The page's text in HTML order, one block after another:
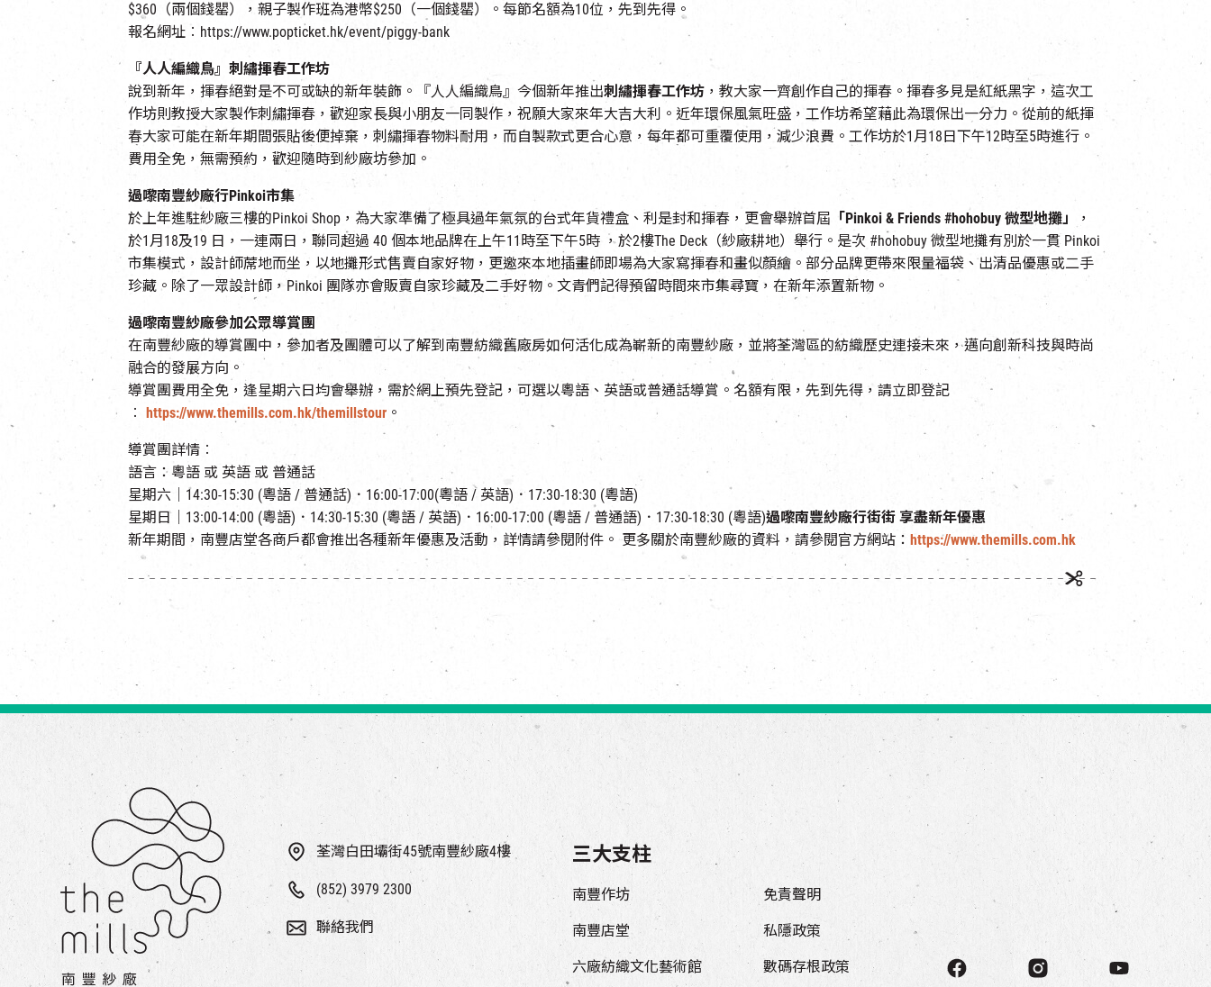
$360（兩個錢罌），親子製作班為港幣$250（一個錢罌）。每節名額為10位，先到先得。
報名網址︰https://www.popticket.hk/event/piggy-bank
『人人編織鳥』刺繡揮春工作坊
說到新年，揮春絕對是不可或缺的新年裝飾。『人人編織鳥』今個新年推出刺繡揮春工作坊 ，教大家一齊創作自己的揮春。揮春多見是紅紙黑字，這次工
作坊則教授大家製作刺繡揮春，歡迎家長與小朋友一同製作，祝願大家來年大吉大利。近年環保風氣旺盛，工作坊希望藉此為環保出一分力。從前的紙揮
春大家可能在新年期間張貼後便掉棄，刺繡揮春物料耐用，而自製款式更合心意，每年都可重覆使用，減少浪費。工作坊於1月18日下午12時至5時進行。
費用全免，無需預約，歡迎隨時到紗廠坊參加。
過嚟南豐紗廠行Pinkoi市集
於上年進駐紗廠三樓的Pinkoi Shop，為大家準備了極具過年氣氛的台式年貨禮盒、利是封和揮春，更會舉辦首屆 「Pinkoi & Friends #hohobuy 微型地攤」
，
於1月18及19 日，一連兩日，聯同超過 40 個本地品牌在上午11時至下午5時 ，於2樓The Deck（紗廠耕地）舉行。是次 #hohobuy 微型地攤有別於一貫 Pinkoi
市集模式，設計師蓆地而坐，以地攤形式售賣自家好物，更邀來本地插畫師即場為大家寫揮春和畫似顏繪。部分品牌更帶來限量福袋、出清品優惠或二手
珍藏。除了一眾設計師，Pinkoi 團隊亦會販賣自家珍藏及二手好物。文青們記得預留時間來市集尋寶，在新年添置新物。
過嚟南豐紗廠參加公眾導賞團
在南豐紗廠的導賞團中，參加者及團體可以了解到南豐紡織舊廠房如何活化成為嶄新的南豐紗廠，並將荃灣區的紡織歷史連接未來，邁向創新科技與時尚
融合的發展方向。
導賞團費用全免，逢星期六日均會舉辦，需於網上預先登記，可選以粵語、英語或普通話導賞。名額有限，先到先得，請立即登記
︰ https://www.themills.com.hk/themillstour 。
導賞團詳情︰
語言：粵語 或 英語 或 普通話
星期六｜14:30-15:30 (粵語 / 普通話)．16:00-17:00(粵語 / 英語)．17:30-18:30 (粵語)
星期日｜13:00-14:00 (粵語)．14:30-15:30 (粵語 / 英語)．16:00-17:00 (粵語 / 普通語)．17:30-18:30 (粵語)過嚟南豐紗廠行街街 享盡新年優惠
新年期間，南豐店堂各商戶都會推出各種新年優惠及活動，詳情請參閱附件。 更多關於南豐紗廠的資料，請參閱官方網站： https://www.themills.com.hk
荃灣白田壩街45號南豐紗廠4樓
(852) 3979 2300
聯絡我們
三大支柱
南豐作坊
南豐店堂
六廠紡織文化藝術館
免責聲明
私隱政策
數碼存根政策